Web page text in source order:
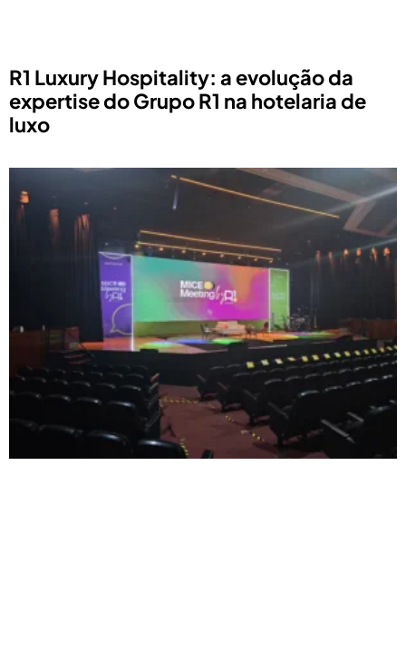
R1 Luxury Hospitality: a evolução da
expertise do Grupo R1 na hotelaria de
luxo